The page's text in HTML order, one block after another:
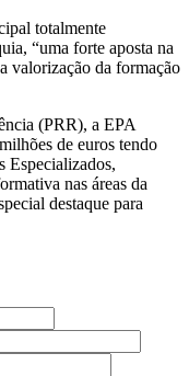
totalmente
“uma forte aposta na
valorização da formação
(PRR), a EPA
de euros tendo
Especializados,
nas áreas da
destaque para